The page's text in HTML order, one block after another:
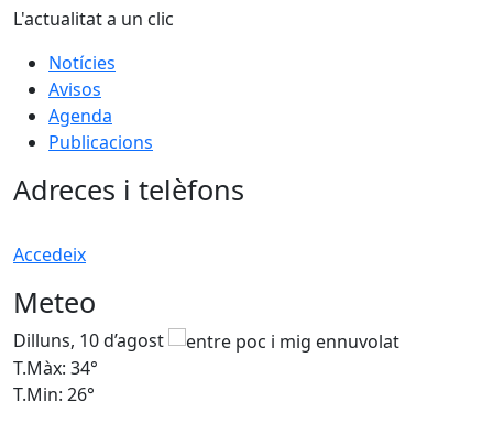
L'actualitat a un clic
Notícies
Avisos
Agenda
Publicacions
Adreces i telèfons
Accedeix
Meteo
Dilluns, 10 d’agost
T.Màx: 34°
T.Min: 26°